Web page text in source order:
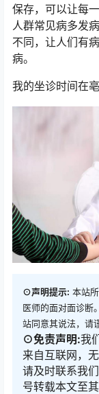
保存，可以让每
人群常见病多发
不同，让人们有
病。
我的坐诊时间在
⊙声明提示: 本站
医师的面对面诊断
站同意其说法，请
⊙免责声明:我
来自互联网，
请及时联系我
号转载本文至